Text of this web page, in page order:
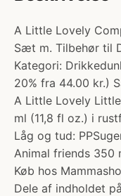
A Little Lovely
Sæt m. Tilbehør til
Kategori:
20% fra 44.00 kr.)
A Little Lovely
ml (11,8 fl oz.) i
Låg og tud:
Animal friends 350
Køb hos
Dele af indholdet